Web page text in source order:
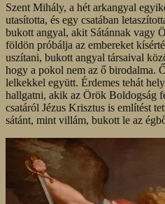
Szent Mihály, a hét arkangyal
utasította, és egy csatában
bukott angyal, akit Sátánnak vagy
földön próbálja az embereket
uszítani, bukott angyal társaival
hogy a pokol nem az ő birodalma.
lelkekkel együtt. Érdemes tehát
hallgatni, akik az Örök Boldogság
csatáról Jézus Krisztus is említést
sátánt, mint villám, bukott le az